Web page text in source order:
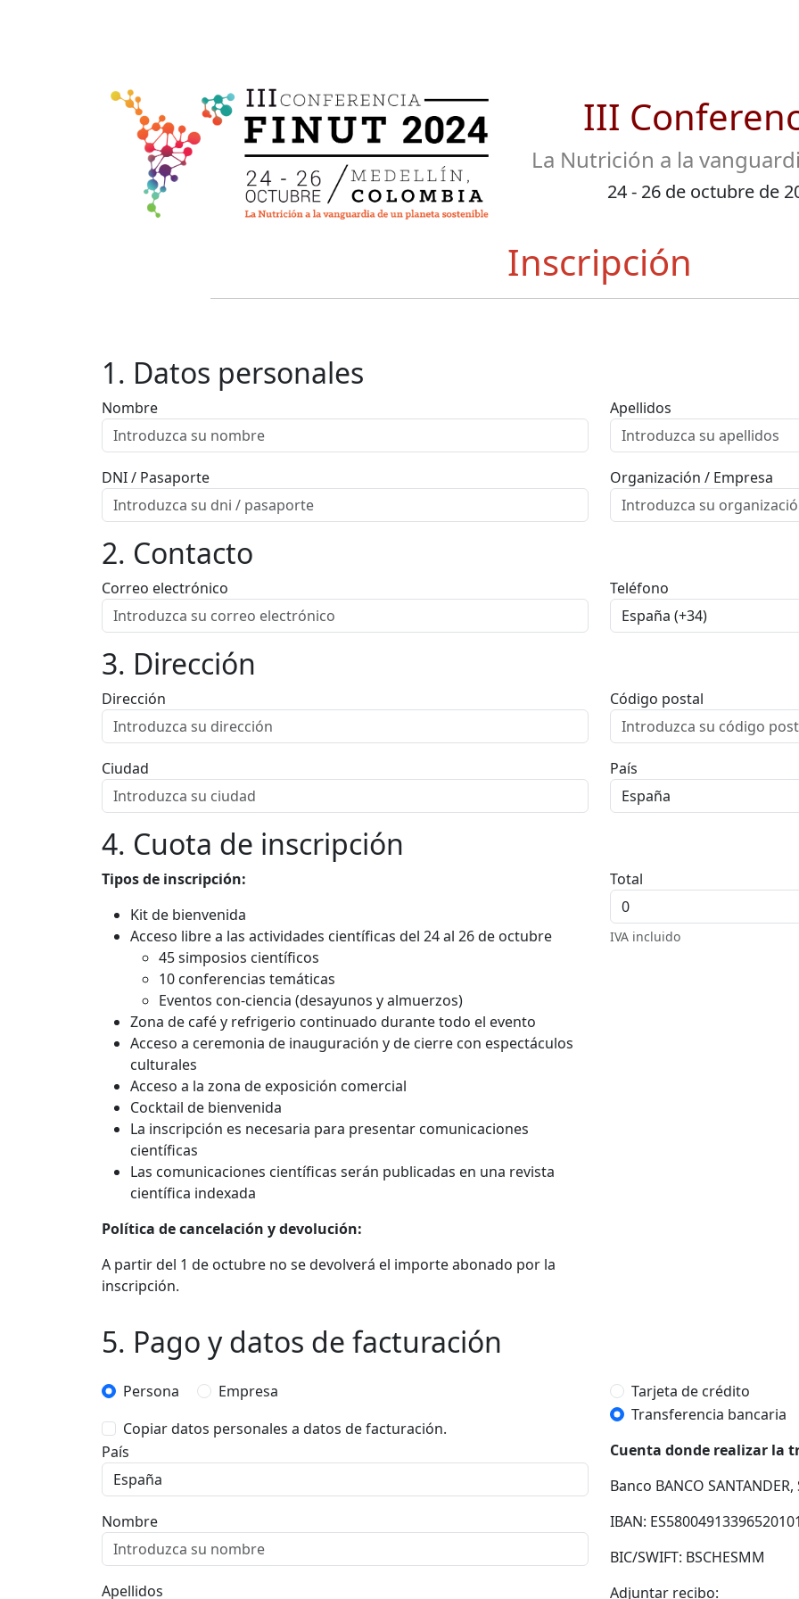
III
La Nutrición a la
24 - 26 de octubre de
Inscripción
1. Datos personales
Nombre Apellidos
DNI / Pasaporte Organización / Empresa
2. Contacto
Correo electrónico Teléfono
3. Dirección
Dirección Código postal
Ciudad País
4. Cuota de inscripción
Tipos de inscripción:
Kit de bienvenida
Acceso libre a las actividades científicas del 24 al 26 de octubre
45 simposios científicos
10 conferencias temáticas
Eventos con-ciencia (desayunos y almuerzos)
Zona de café y refrigerio continuado durante todo el evento
Acceso a ceremonia de inauguración y de cierre con espectáculos
culturales
Acceso a la zona de exposición comercial
Cocktail de bienvenida
La inscripción es necesaria para presentar comunicaciones
científicas
Las comunicaciones científicas serán publicadas en una revista
científica indexada
Política de cancelación y devolución:
A partir del 1 de octubre no se devolverá el importe abonado por la
inscripción.
Total
IVA incluido
5. Pago y datos de facturación
Persona
Empresa
Copiar datos personales a datos de facturación.
País
Nombre
Apellidos
Tarjeta de crédito
Transferencia bancaria
Cuenta donde realizar la
Banco BANCO SANTANDER,
IBAN:
BIC/SWIFT: BSCHESMM
Adjuntar recibo: